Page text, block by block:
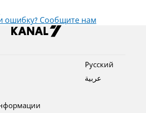
ошибку? Сообщите нам
Pусский
عربية